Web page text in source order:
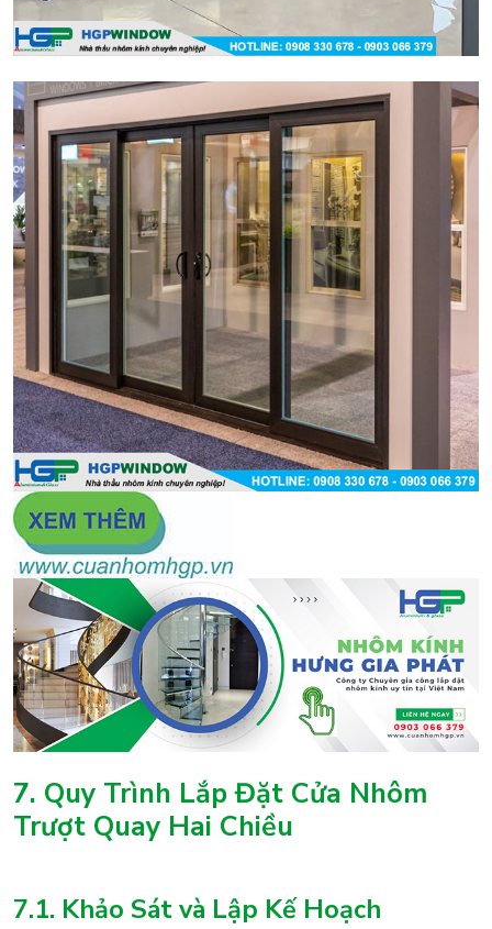
7. Quy Trình Lắp Đặt Cửa Nhôm
Trượt Quay Hai Chiều
7.1. Khảo Sát và Lập Kế Hoạch